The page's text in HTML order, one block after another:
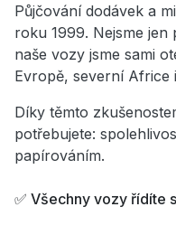
Půjčování dodávek a
roku 1999. Nejsme jen
naše vozy jsme sami
Evropě, severní Africe
Díky těmto
potřebujete:
papírováním.
✅ Všechny vozy řídíte